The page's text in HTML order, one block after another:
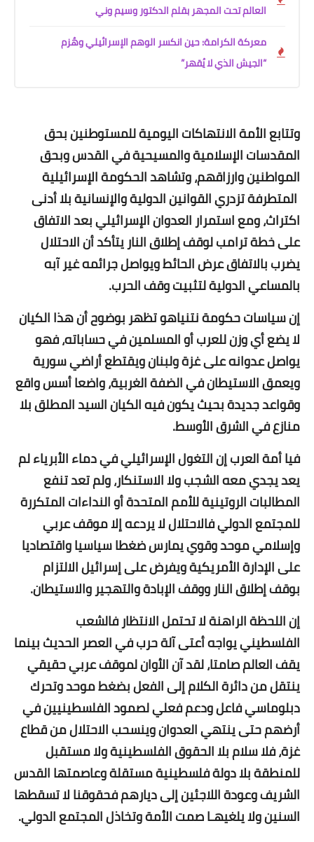
العالم تحت المجهر بقلم الدكتور وسيم وني
معركة الكرامة: حين انكسر الوهم الإسرائيلي وهُزم
“الجيش الذي لا يُقهر”
وتتابع الأمة الانتهاكات اليومية للمستوطنين بحق
المقدسات الإسلامية والمسيحية في القدس وبحق
المواطنين وارزاقهم، وتشاهد الحكومة الإسرائيلية
المتطرفة تزدري القوانين الدولية والإنسانية بلا أدنى
اكتراث، ومع استمرار العدوان الإسرائيلي بعد الاتفاق
على خطة ترامب لوقف إطلاق النار يتأكد أن الاحتلال
يضرب بالاتفاق عرض الحائط ويواصل جرائمه غير آبه
بالمساعي الدولية لتثبيت وقف الحرب.
إن سياسات حكومة نتنياهو تظهر بوضوح أن هذا الكيان
لا يضع أي وزن للعرب أو المسلمين في حساباته، فهو
يواصل عدوانه على غزة ولبنان ويقتطع أراضي سورية
ويعمق الاستيطان في الضفة الغربية، واضعا أسس واقع
وقواعد جديدة بحيث يكون فيه الكيان السيد المطلق بلا
منازع في الشرق الأوسط.
فيا أمة العرب إن التغول الإسرائيلي في دماء الأبرياء لم
يعد يجدي معه الشجب ولا الاستنكار، ولم تعد تنفع
المطالبات الروتينية للأمم المتحدة أو النداءات المتكررة
للمجتمع الدولي فالاحتلال لا يردعه إلا موقف عربي
وإسلامي موحد وقوي يمارس ضغطا سياسيا واقتصاديا
على الإدارة الأمريكية ويفرض على إسرائيل الالتزام
بوقف إطلاق النار ووقف الإبادة والتهجير والاستيطان.
إن اللحظة الراهنة لا تحتمل الانتظار فالشعب
الفلسطيني يواجه أعتى آلة حرب في العصر الحديث بينما
يقف العالم صامتا، لقد آن الأوان لموقف عربي حقيقي
ينتقل من دائرة الكلام إلى الفعل بضغط موحد وتحرك
دبلوماسي فاعل ودعم فعلي لصمود الفلسطينيين في
أرضهم حتى ينتهي العدوان وينسحب الاحتلال من قطاع
غزة، فلا سلام بلا الحقوق الفلسطينية ولا مستقبل
للمنطقة بلا دولة فلسطينية مستقلة وعاصمتها القدس
الشريف وعودة اللاجئين إلى ديارهم فحقوقنا لا تسقطها
السنين ولا يلغيهـا صمت الأمة وتخاذل المجتمع الدولي.